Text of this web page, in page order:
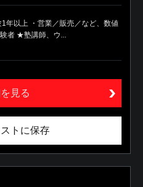
1年以上 ・営業／販売／など、数値
者 ★塾講師、ウ...
見る
トに保存